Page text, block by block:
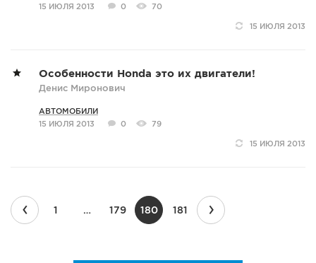
15 ИЮЛЯ 2013
0 70
15 ИЮЛЯ 2013
Особенности Honda это их двигатели!
Денис Миронович
АВТОМОБИЛИ
15 ИЮЛЯ 2013
0 79
15 ИЮЛЯ 2013
‹ 1 … 179 180 181 ›